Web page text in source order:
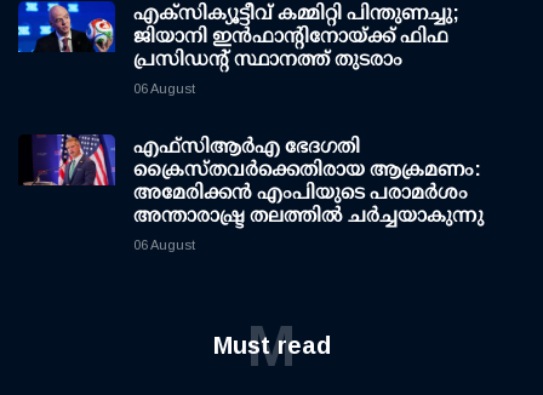
എക്സിക്യൂട്ടീവ് കമ്മിറ്റി പിന്തുണച്ചു;
ജിയാനി ഇന്‍ഫാന്റിനോയ്ക്ക് ഫിഫ
പ്രസിഡന്റ് സ്ഥാനത്ത് തുടരാം
06 August
എഫ്‌സി‌ആര്‍‌എ ഭേദഗതി
ക്രൈസ്തവർക്കെതിരായ ആക്രമണം:
അമേരിക്കൻ എംപിയുടെ പരാമർശം
അന്താരാഷ്ട്ര തലത്തിൽ ചർച്ചയാകുന്നു
06 August
Must read
M